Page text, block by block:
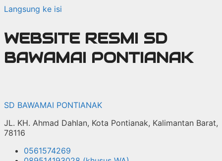
Langsung ke isi
WEBSITE RESMI SD
BAWAMAI PONTIANAK
SD BAWAMAI PONTIANAK
JL. KH. Ahmad Dahlan, Kota Pontianak, Kalimantan Barat,
78116
0561574269